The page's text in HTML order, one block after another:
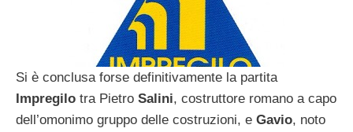
Si è conclusa forse definitivamente la partita
Impregilo tra Pietro Salini, costruttore romano a capo
dell’omonimo gruppo delle costruzioni, e Gavio, noto